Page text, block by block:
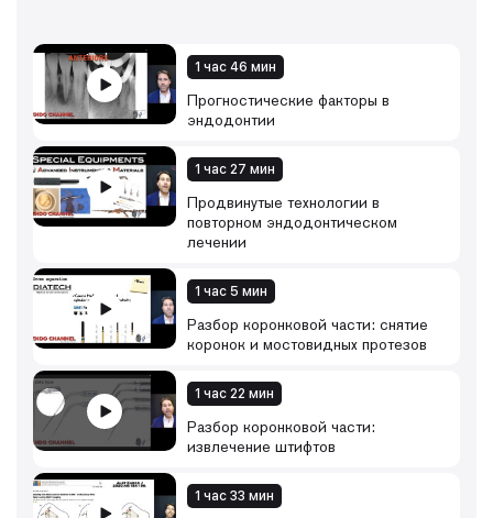
1 час 46 мин
Прогностические факторы в
эндодонтии
1 час 27 мин
Продвинутые технологии в
повторном эндодонтическом
лечении
1 час 5 мин
Разбор коронковой части: снятие
коронок и мостовидных протезов
1 час 22 мин
Разбор коронковой части:
извлечение штифтов
1 час 33 мин